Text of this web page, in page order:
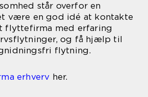
står overfor en
være en god idé at kontakte
flyttefirma med erfaring
og få hjælp til
flytning.
erhverv her.